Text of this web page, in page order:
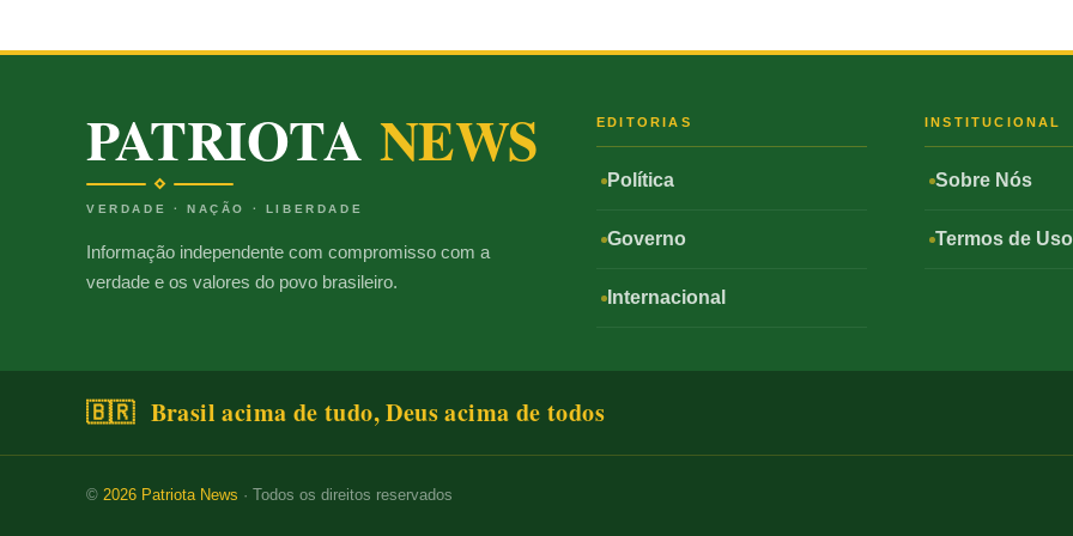
PATRIOTA NEWS
VERDADE · NAÇÃO · LIBERDADE
Informação independente com compromisso com a
verdade e os valores do povo brasileiro.
EDITORIAS
Política
Governo
Internacional
INSTITUCIONAL
Sobre Nós
Termos de Uso
🇧🇷 Brasil acima de tudo, Deus acima de todos
© 2026 Patriota News · Todos os direitos reservados